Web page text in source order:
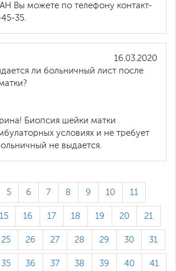
Вы можете по телефону контакт-
35.
16.03.2020
ли больничный лист после
Биопсия шейки матки
условиях и не требует
не выдается.
5 6 7 8 9 10 11
15 16 17 18 19 20 21
25 26 27 28 29 30 31
35 36 37 38 39 40 41